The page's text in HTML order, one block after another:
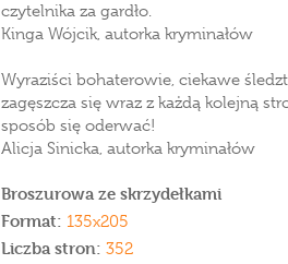
czytelnika za gardło.
Kinga Wójcik, autorka kryminałów
Wyraziści bohaterowie, ciekawe
zagęszcza się wraz z każdą kolejną
sposób się oderwać!
Alicja Sinicka, autorka kryminałów
Broszurowa ze skrzydełkami
Format: 135x205
Liczba stron: 352